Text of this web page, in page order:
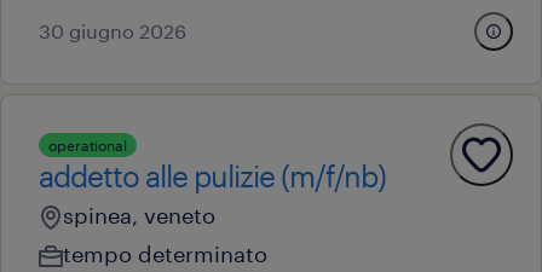
30 giugno 2026
operational
addetto alle pulizie (m/f/nb)
spinea, veneto
tempo determinato